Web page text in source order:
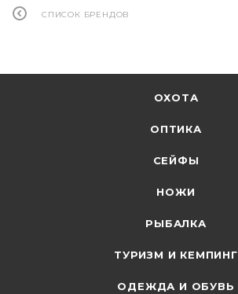
СПИСОК БРЕНДОВ
ОХОТА
ОПТИКА
СЕЙФЫ
НОЖИ
РЫБАЛКА
ТУРИЗМ И КЕМПИНГ
ОДЕЖДА И ОБУВЬ